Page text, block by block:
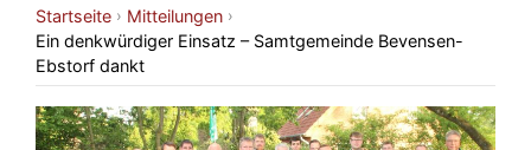
Startseite › Mitteilungen ›
Ein denkwürdiger Einsatz – Samtgemeinde Bevensen-
Ebstorf dankt